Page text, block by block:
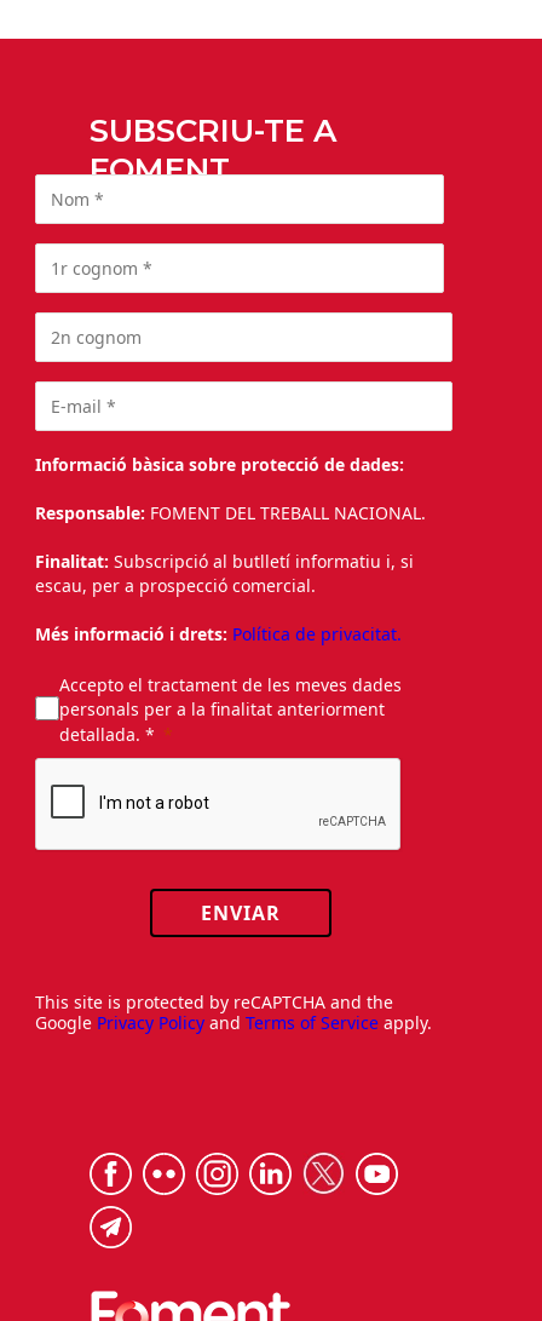
SUBSCRIU-TE A
FOMENT
Informació bàsica sobre protecció de dades:
Responsable: FOMENT DEL TREBALL NACIONAL.
Finalitat: Subscripció al butlletí informatiu i, si
escau, per a prospecció comercial.
Més informació i drets: Política de privacitat.
Accepto el tractament de les meves dades
personals per a la finalitat anteriorment
detallada. *
ENVIAR
This site is protected by reCAPTCHA and the
Google Privacy Policy and Terms of Service apply.